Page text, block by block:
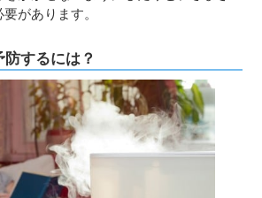
があります。
するには？